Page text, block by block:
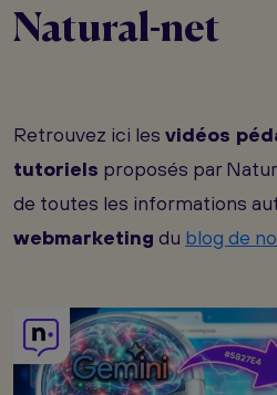
Natural-net
Retrouvez ici les vidéos
tutoriels proposés par
de toutes les informations
webmarketing du blog de